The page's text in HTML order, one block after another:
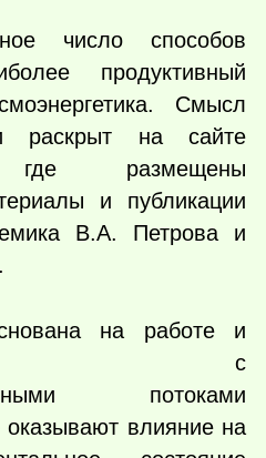
число способов
продуктивный
Смысл
раскрыт на сайте
размещены
и публикации
В.А. Петрова и
на работе и
с
потоками
влияние на